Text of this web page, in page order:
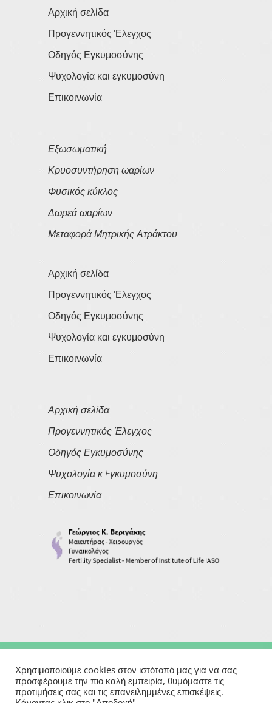
Αρχική σελίδα
Προγεννητικός Έλεγχος
Οδηγός Εγκυμοσύνης
Ψυχολογία και εγκυμοσύνη
Επικοινωνία
Εξωσωματική
Κρυοσυντήρηση ωαρίων
Φυσικός κύκλος
Δωρεά ωαρίων
Μεταφορά Μητρικής Ατράκτου
Αρχική σελίδα
Προγεννητικός Έλεγχος
Οδηγός Εγκυμοσύνης
Ψυχολογία και εγκυμοσύνη
Επικοινωνία
Αρχική σελίδα
Προγεννητικός Έλεγχος
Οδηγός Εγκυμοσύνης
Ψυχολογία κ Eγκυμοσύνη
Επικοινωνία
Copyright © 2026Georgios Verigakis| All Rights Reserved
Powered By
Χρησιμοποιούμε cookies στον ιστότοπό μας για να σας
προσφέρουμε την πιο καλή εμπειρία, θυμόμαστε τις
προτιμήσεις σας και τις επανειλημμένες επισκέψεις.